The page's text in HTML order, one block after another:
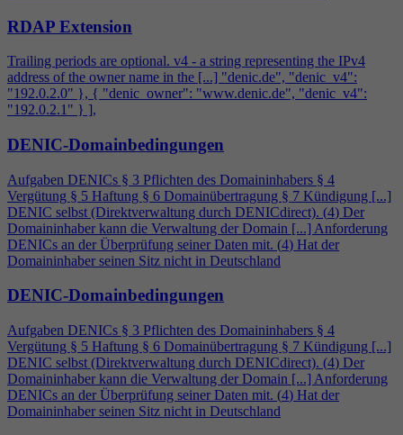
RDAP Extension
Trailing periods are optional. v4 - a string representing the IPv4
address of the owner name in the [...] "denic.de", "denic_v4":
"192.0.2.0" }, { "denic_owner": "www.denic.de", "denic_v4":
"192.0.2.1" } ],
DENIC-Domainbedingungen
Aufgaben DENICs § 3 Pflichten des Domaininhabers § 4
Vergütung § 5 Haftung § 6 Domainübertragung § 7 Kündigung [...]
DENIC selbst (Direktverwaltung durch DENICdirect). (4) Der
Domaininhaber kann die Verwaltung der Domain [...] Anforderung
DENICs an der Überprüfung seiner Daten mit. (4) Hat der
Domaininhaber seinen Sitz nicht in Deutschland
DENIC-Domainbedingungen
Aufgaben DENICs § 3 Pflichten des Domaininhabers § 4
Vergütung § 5 Haftung § 6 Domainübertragung § 7 Kündigung [...]
DENIC selbst (Direktverwaltung durch DENICdirect). (4) Der
Domaininhaber kann die Verwaltung der Domain [...] Anforderung
DENICs an der Überprüfung seiner Daten mit. (4) Hat der
Domaininhaber seinen Sitz nicht in Deutschland